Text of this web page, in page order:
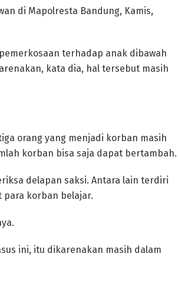
di Mapolresta Bandung, Kamis,
terhadap anak dibawah
kata dia, hal tersebut masih
orang yang menjadi korban masih
korban bisa saja dapat bertambah.
delapan saksi. Antara lain terdiri
korban belajar.
ini, itu dikarenakan masih dalam